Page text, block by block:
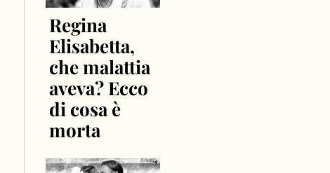
Regina
Elisabetta,
che malattia
aveva? Ecco
di cosa è
morta